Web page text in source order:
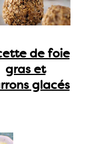
de foie
gras et
glacés